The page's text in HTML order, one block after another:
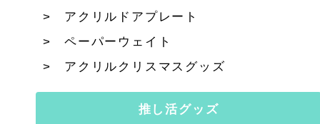
アクリルドアプレート
ペーパーウェイト
アクリルクリスマスグッズ
推し活グッズ